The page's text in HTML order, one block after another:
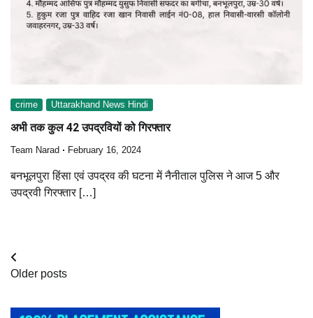
crime Uttarakhand News Hindi
अभी तक कुल 42 उपद्रवियों को गिरफ्तार
Team Narad February 16, 2024
बनभूलपुरा हिंसा एवं उपद्रव की घटना में नैनीताल पुलिस ने आज 5 और
उपद्रवी गिरफ्तार […]
Posts
navigation
Older posts